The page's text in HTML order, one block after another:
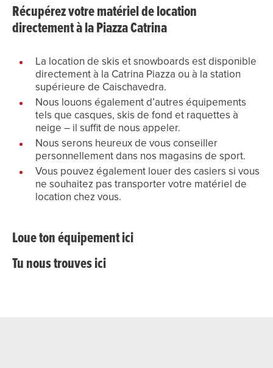
Récupérez votre matériel de location
directement à la Piazza Catrina
La location de skis et snowboards est disponible
directement à la Catrina Piazza ou à la station
supérieure de Caischavedra.
Nous louons également d’autres équipements
tels que casques, skis de fond et raquettes à
neige – il suffit de nous appeler.
Nous serons heureux de vous conseiller
personnellement dans nos magasins de sport.
Vous pouvez également louer des casiers si vous
ne souhaitez pas transporter votre matériel de
location chez vous.
Loue ton équipement ici
Tu nous trouves ici